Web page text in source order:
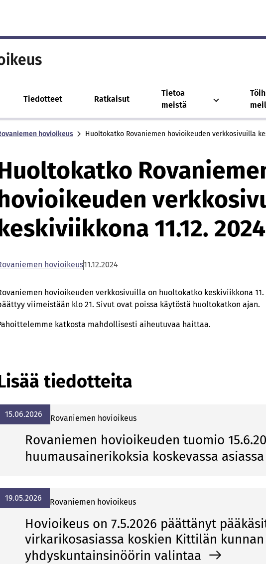
Tiedotteet Ratkaisut
Tietoa
meistä
hovioikeus Huoltokatko Rovaniemen hovioikeuden verkkosivuilla
11.12.
hovioikeus11.12.2024
hovioikeuden verkkosivuilla on huoltokatko keskiviikkona
viimeistään klo 21. Sivut ovat poissa käytöstä huoltokatkon ajan.
katkosta mahdollisesti aiheutuvaa haittaa.
tiedotteita
15.06.2026 Rovaniemen hovioikeus
Rovaniemen hovioikeuden tuomio
huumausainerikoksia koskevassa asiassa
19.05.2026 Rovaniemen hovioikeus
Hovioikeus on 7.5.2026 päättänyt
virkarikosasiassa koskien Kittilän kunnan
yhdyskuntainsinöörin valintaa